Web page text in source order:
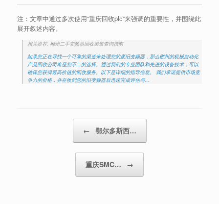
注：文章中通过多次使用“重庆回收plc”来强调的重要性，并围绕此
展开叙述内容。
相关推荐: 郴州二手变频器回收渠道查询指南
如果您正在寻找一个可靠的渠道来处理您的废旧变频器，那么郴州的机械自动化
产品回收公司将是您不二的选择。通过我们的专业团队和先进的设备技术，可以
确保您获得最高价值的回收服务。以下是详细的指导信息。 我们承诺提供市场竞
争力的价格，并在收到您的旧变频器后迅速完成评估与…
← 鄂尔多斯西…
重庆SMC… →